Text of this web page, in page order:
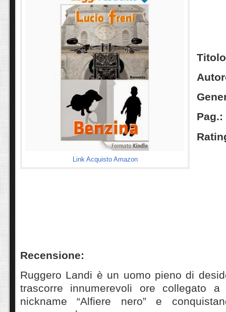
Link Acquisto Amazon
Pag.:
Recensione:
Ruggero Landi è un uomo pieno di
trascorre innumerevoli ore collegato
nickname “Alfiere nero” e